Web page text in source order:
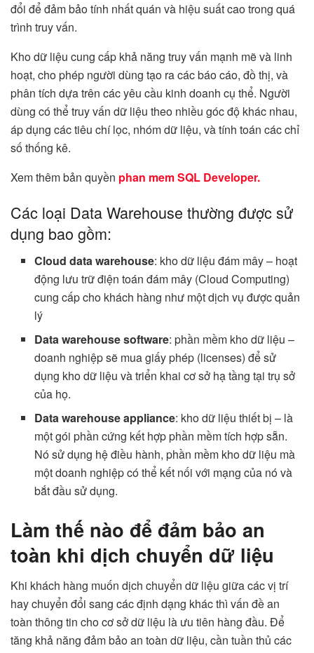
đổi để đảm bảo tính nhất quán và hiệu suất cao trong quá
trình truy vấn.
Kho dữ liệu cung cấp khả năng truy vấn mạnh mẽ và linh
hoạt, cho phép người dùng tạo ra các báo cáo, đồ thị, và
phân tích dựa trên các yêu cầu kinh doanh cụ thể. Người
dùng có thể truy vấn dữ liệu theo nhiều góc độ khác nhau,
áp dụng các tiêu chí lọc, nhóm dữ liệu, và tính toán các chỉ
số thống kê.
Xem thêm bản quyền phan mem SQL Developer.
Các loại Data Warehouse thường được sử
dụng bao gồm:
Cloud data warehouse: kho dữ liệu đám mây – hoạt
động lưu trữ điện toán đám mây (Cloud Computing)
cung cấp cho khách hàng như một dịch vụ được quản
lý
Data warehouse software: phần mềm kho dữ liệu –
doanh nghiệp sẽ mua giấy phép (licenses) để sử
dụng kho dữ liệu và triển khai cơ sở hạ tầng tại trụ sở
của họ.
Data warehouse appliance: kho dữ liệu thiết bị – là
một gói phần cứng kết hợp phần mềm tích hợp sẵn.
Nó sử dụng hệ điều hành, phần mềm kho dữ liệu mà
một doanh nghiệp có thể kết nối với mạng của nó và
bắt đầu sử dụng.
Làm thế nào để đảm bảo an
toàn khi dịch chuyển dữ liệu
Khi khách hàng muốn dịch chuyển dữ liệu giữa các vị trí
hay chuyển đổi sang các định dạng khác thì vấn đề an
toàn thông tin cho cơ sở dữ liệu là ưu tiên hàng đầu. Để
tăng khả năng đảm bảo an toàn dữ liệu, cần tuần thủ các